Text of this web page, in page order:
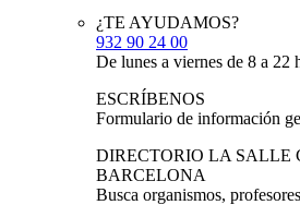
¿TE AYUDAMOS?
932 90 24 00
De lunes a viernes de 8 a 22
ESCRÍBENOS
Formulario de información
DIRECTORIO LA SALLE
BARCELONA
Busca organismos,